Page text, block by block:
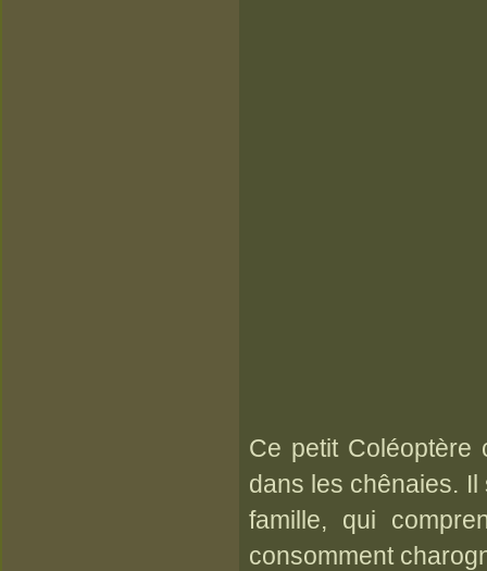
Ce petit Coléoptère
dans les chênaies.
famille, qui
consomment